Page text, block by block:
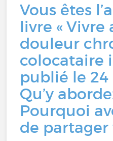
Vous êtes
livre « Vivre
douleur
colocataire
publié le 24
Qu’y
Pourquoi
de partager